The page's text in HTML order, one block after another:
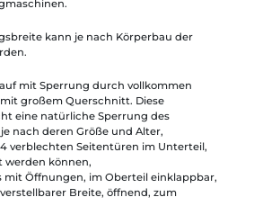
kann je nach Körperbau der
mit Sperrung durch vollkommen
großem Querschnitt. Diese
eine natürliche Sperrung des
nach deren Größe und Alter,
verblechten Seitentüren im Unterteil,
werden können,
mit Öffnungen, im Oberteil einklappbar,
Breite, öffnend, zum